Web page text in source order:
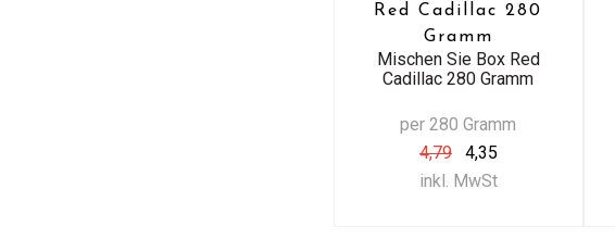
Red Cadillac 280
Gramm
Mischen Sie Box Red
Cadillac 280 Gramm
per 280 Gramm
4,79
4,35
inkl. MwSt